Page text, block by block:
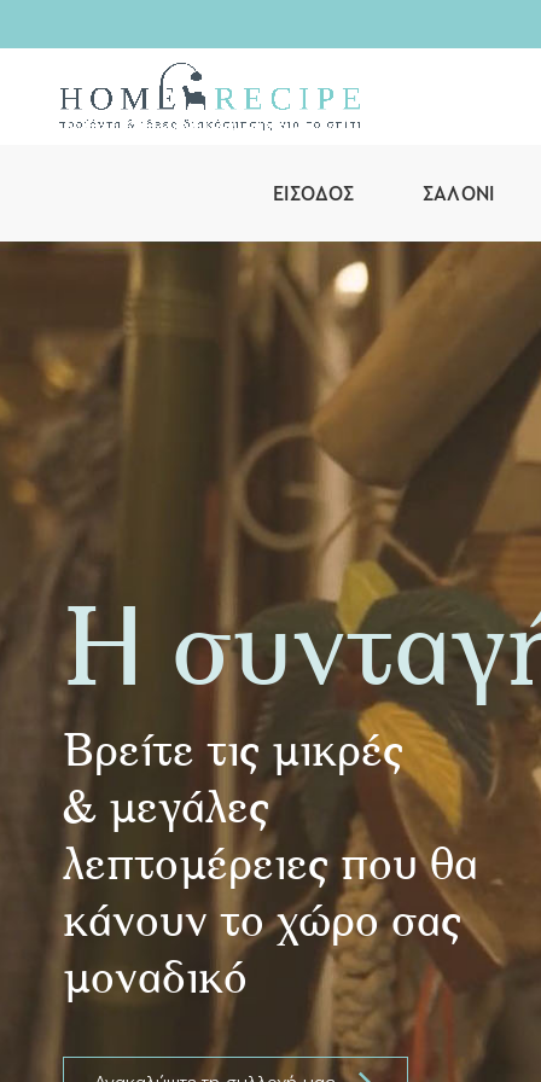
ΕΊΣΟΔΟΣ ΣΑΛΌΝΙ
Η
Βρείτε τις μικρές
& μεγάλες
λεπτομέρειες που θα
κάνουν το χώρο σας
μοναδικό